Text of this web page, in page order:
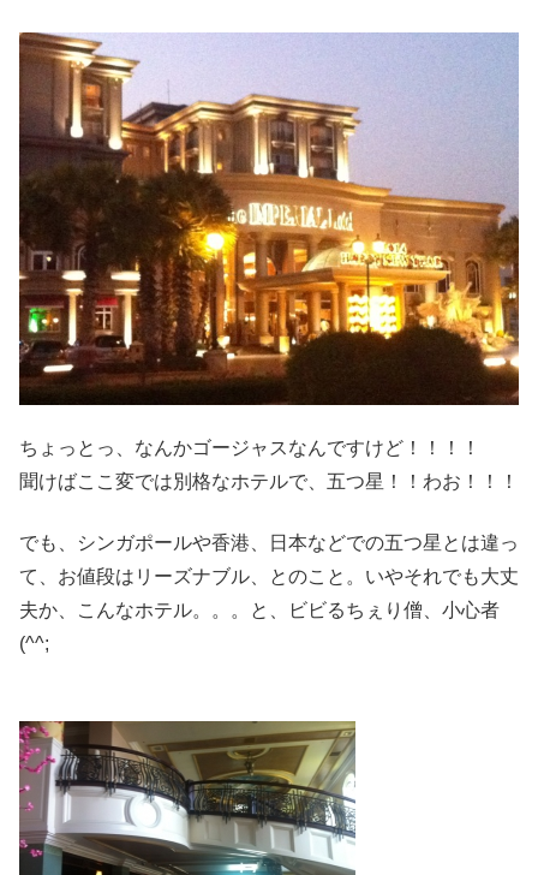
ちょっとっ、なんかゴージャスなんですけど！！！！
聞けばここ変では別格なホテルで、五つ星！！わお！！！
でも、シンガポールや香港、日本などでの五つ星とは違っ
て、お値段はリーズナブル、とのこと。いやそれでも大丈
夫か、こんなホテル。。。と、ビビるちぇり僧、小心者
(^^;